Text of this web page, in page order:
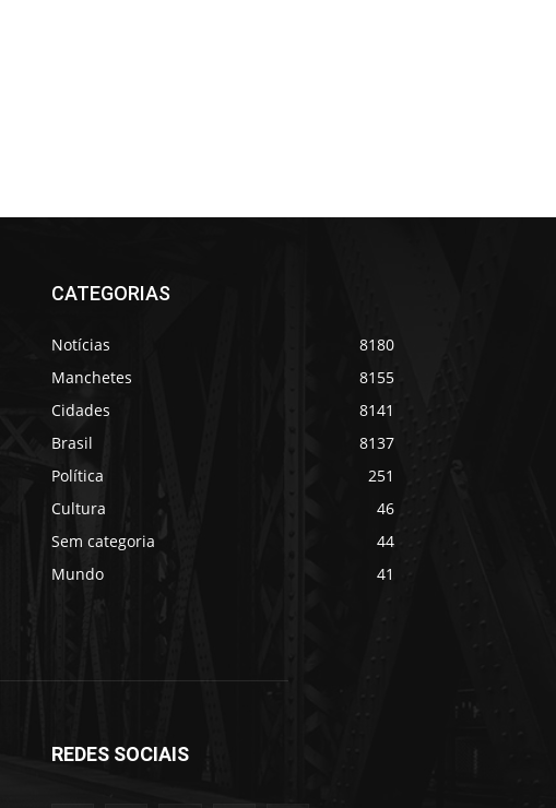
CATEGORIAS
Notícias
8180
Manchetes
8155
Cidades
8141
Brasil
8137
Política
251
Cultura
46
Sem categoria
44
Mundo
41
REDES SOCIAIS